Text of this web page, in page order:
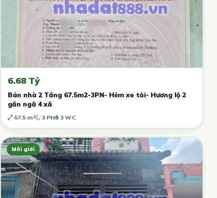
6.68 Tỷ
Bán nhà 2 Tầng 67.5m2-3PN- Hẻm xe tải- Hương lộ 2
gần ngã 4 xã
67.5 m² 3 PN 3 WC
Môi giới